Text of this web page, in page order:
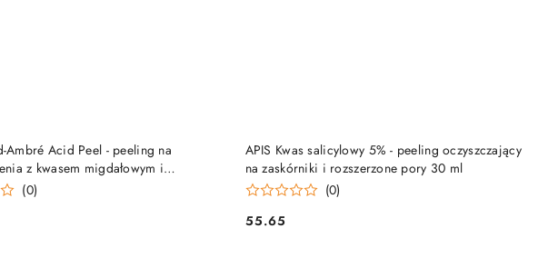
Ambré Acid Peel - peeling na
z kwasem migdałowym i
30 ml
(0)
PRODUKT NIEDOSTĘPNY
APIS Kwas salicylowy 5% - peeling oczyszczający
na zaskórniki i rozszerzone pory 30 ml
(0)
Cena:
55.65
PRODUKT NIEDOSTĘPNY